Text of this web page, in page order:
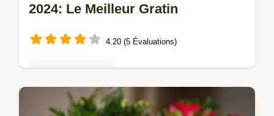
2024: Le Meilleur Gratin
4.20 (5 Évaluations)
Découvrez la recette French cuisine Potato